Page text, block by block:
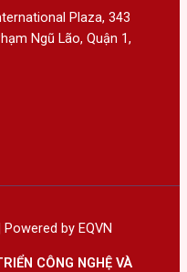
Plaza, 343
Ngũ Lão, Quận 1,
by EQVN
CÔNG NGHỆ VÀ